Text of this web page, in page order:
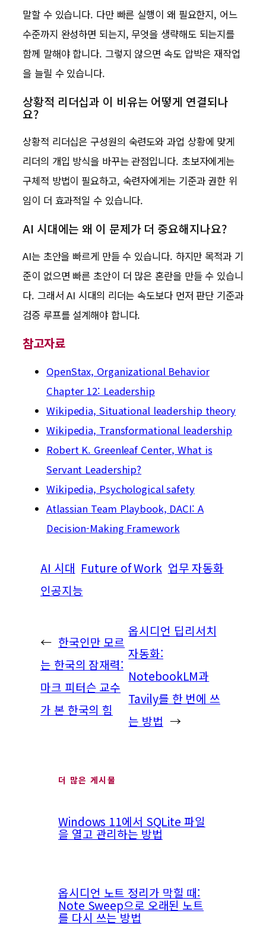
말할 수 있습니다. 다만 빠른 실행이 왜 필요한지, 어느
수준까지 완성하면 되는지, 무엇을 생략해도 되는지를
함께 말해야 합니다. 그렇지 않으면 속도 압박은 재작업
을 늘릴 수 있습니다.
상황적 리더십과 이 비유는 어떻게 연결되나
요?
상황적 리더십은 구성원의 숙련도와 과업 상황에 맞게
리더의 개입 방식을 바꾸는 관점입니다. 초보자에게는
구체적 방법이 필요하고, 숙련자에게는 기준과 권한 위
임이 더 효과적일 수 있습니다.
AI 시대에는 왜 이 문제가 더 중요해지나요?
AI는 초안을 빠르게 만들 수 있습니다. 하지만 목적과 기
준이 없으면 빠른 초안이 더 많은 혼란을 만들 수 있습니
다. 그래서 AI 시대의 리더는 속도보다 먼저 판단 기준과
검증 루프를 설계해야 합니다.
참고자료
OpenStax, Organizational Behavior
Chapter 12: Leadership
Wikipedia, Situational leadership theory
Wikipedia, Transformational leadership
Robert K. Greenleaf Center, What is
Servant Leadership?
Wikipedia, Psychological safety
Atlassian Team Playbook, DACI: A
Decision-Making Framework
AI 시대 Future of Work 업무 자동화
인공지능
← 한국인만 모르
는 한국의 잠재력:
마크 피터슨 교수
가 본 한국의 힘
옵시디언 딥리서치
자동화:
NotebookLM과
Tavily를 한 번에 쓰
는 방법 →
더 많은 게시물
Windows 11에서 SQLite 파일
을 열고 관리하는 방법
옵시디언 노트 정리가 막힐 때:
Note Sweep으로 오래된 노트
를 다시 쓰는 방법